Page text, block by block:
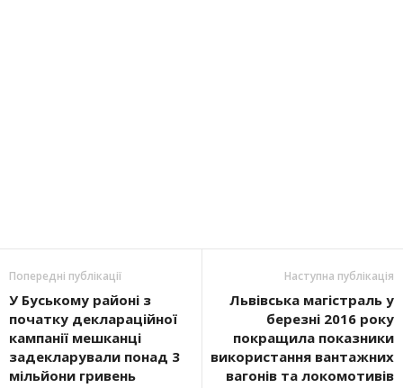
Попередні публікації
У Буському районі з
початку деклараційної
кампанії мешканці
задекларували понад 3
мільйони гривень
Наступна публікація
Львівська магістраль у
березні 2016 року
покращила показники
використання вантажних
вагонів та локомотивів